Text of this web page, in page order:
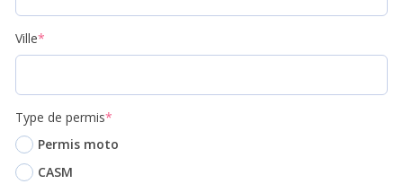
Ville*
Type de permis*
Permis moto
CASM